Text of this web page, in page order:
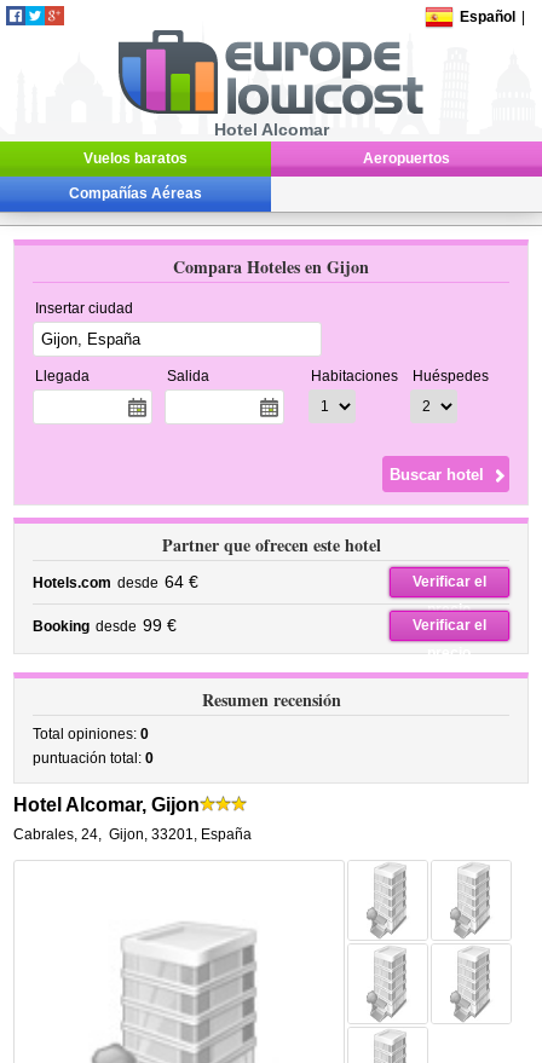
Español
Hotel Alcomar
Vuelos baratos Aeropuertos
Compañías Aéreas
Compara Hoteles en Gijon
Insertar ciudad
Llegada Salida Habitaciones Huéspedes
Partner que ofrecen este hotel
Hotels.com desde 64 €
Verificar el
precio
Booking desde 99 €
Verificar el
precio
Resumen recensión
Total opiniones:0
puntuación total:0
Hotel Alcomar, Gijon
Cabrales, 24, Gijon,33201, España